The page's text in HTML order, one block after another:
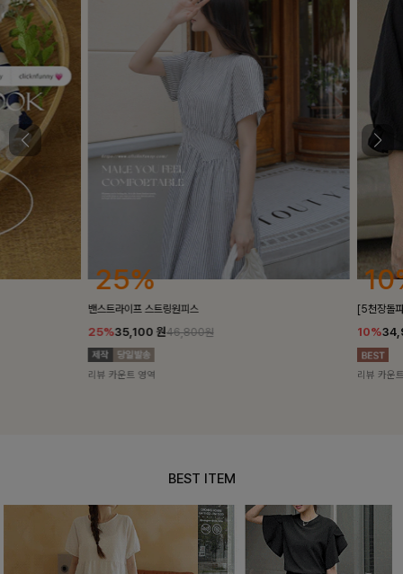
25%
밴스트라이프 스트링원피스
25%35,100원46,800원
리뷰 카운트 영역
10%
[5천장돌파/
10%
리뷰 카운트 영
BEST ITEM